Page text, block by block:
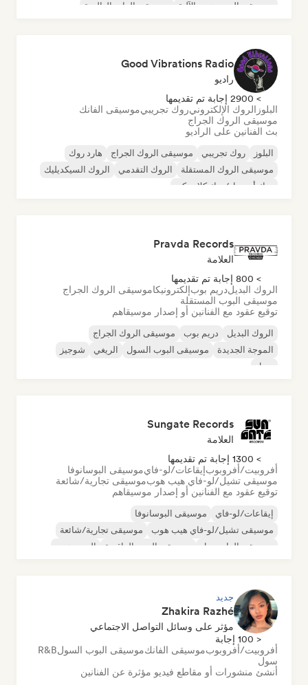
موسيقى الهيب هوب الآلية
موسيقى الراب العالمية
Good Vibrations Radio
راديو
> 2900 إجابة تم تقديمها
البلوز الروك الإلكترونيروك تجريبيموسيقى الفانك
موسيقى الروك الجراج
بث الفنانين على الراديو
البلوز روك تجريبي موسيقى الروك الجراج
هارد روك
موسيقى الروك المستقلة
الروك التقدمي
الروك السيكديليك
روك أند رول/روك كلاسيكي
Pravda Records
العلامة
> 800 إجابة تم تقديمها
الروك البديلدريم بوبإلكترونيكاموسيقى الروك الجراج
موسيقى البوب المستقلة
توقيع عقود مع الفنانين أو إصدار موسيقاهم
الروك البديل دريم بوب
موسيقى الروك الجراج
الموجة الجديدة
موسيقى البوب السول الريغي
شوجيز
سول
Sungate Records
العلامة
> 1300 إجابة تم تقديمها
أفروبيت/أفروبوبإيقاعات/لو-فايموسيقى البوسانوفا
موسيقى تشيل/لو-فاي هيب هوبموسيقى تجارية/شائعة
توقيع عقود مع الفنانين أو إصدار موسيقاهم
إيقاعات/لو-فاي
موسيقى البوسانوفا
موسيقى تشيل/لو-فاي هيب هوب
موسيقى تجارية/شائعة
موسيقى الدانسهول
موسيقى البوب الراقصة
الهيب هوب
جديد
Zhakira Razhé
مؤثر على وسائل التواصل الاجتماعي
< 100 إجابة
أفروبيت/أفروبوبموسيقى الفانكموسيقى البوب السولR&B
سول
أنشئ منشورات أو مقاطع فيديو مؤثرة عن الفنانين